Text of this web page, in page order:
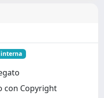
interna
con Copyright